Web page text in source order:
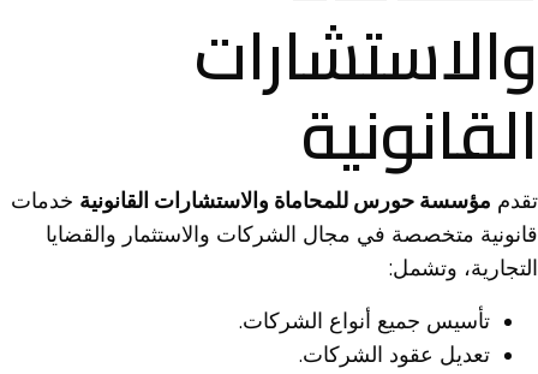
والاستشارات
القانونية
تقدم مؤسسة حورس للمحاماة والاستشارات القانونية خدمات
قانونية متخصصة في مجال الشركات والاستثمار والقضايا
التجارية، وتشمل:
تأسيس جميع أنواع الشركات.
تعديل عقود الشركات.